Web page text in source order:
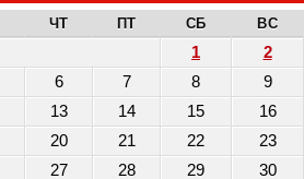
ЧТ ПТ СБ ВС
1
2
6 7 8
9
13 14 15
16
20 21 22
23
27 28 29
30